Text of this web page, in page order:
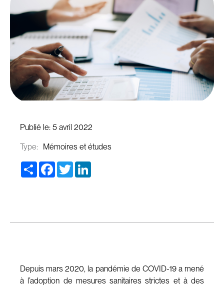
Publié le: 5 avril 2022
Type: Mémoires et études
Share Facebook
Twitter
Depuis mars 2020, la pandémie de COVID-19 a mené
à l’adoption de mesures sanitaires strictes et à des